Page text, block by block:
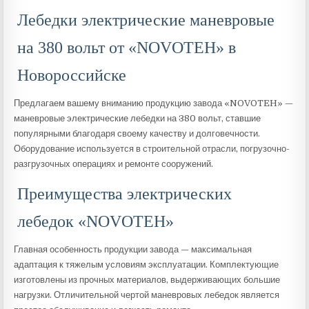
Лебедки электрические маневровые
на 380 вольт от «NOVOTEH» в
Новороссийске
Предлагаем вашему вниманию продукцию завода «NOVOTEH» —
маневровые электрические лебедки на 380 вольт, ставшие
популярными благодаря своему качеству и долговечности.
Оборудование используется в строительной отрасли, погрузочно-
разгрузочных операциях и ремонте сооружений.
Преимущества электрических
лебедок «NOVOTEH»
Главная особенность продукции завода — максимальная
адаптация к тяжелым условиям эксплуатации. Комплектующие
изготовлены из прочных материалов, выдерживающих большие
нагрузки. Отличительной чертой маневровых лебедок является